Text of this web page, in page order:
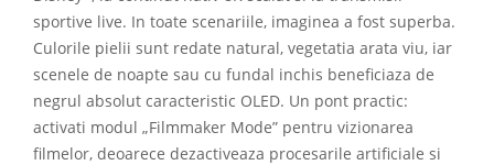
sportive live. In toate scenariile, imaginea a fost superba.
Culorile pielii sunt redate natural, vegetatia arata viu, iar
scenele de noapte sau cu fundal inchis beneficiaza de
negrul absolut caracteristic OLED. Un pont practic:
activati modul „Filmmaker Mode” pentru vizionarea
filmelor, deoarece dezactiveaza procesarile artificiale si